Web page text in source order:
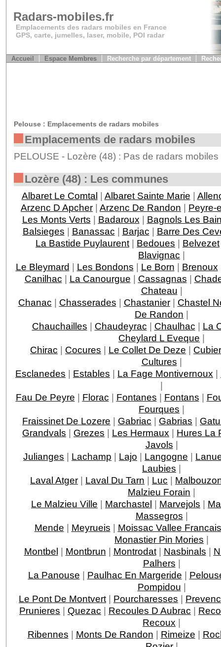
Radars-mobiles.fr
Emplacements des radars mobiles en France
GPS, carte, jumelles, laser, mobile, POI radar
Accueil Espace Membres Recherche par département
Pelouse : Emplacements de radars mobiles
Emplacements de radars mobiles
PELOUSE - Lozère (48) : Pas de radars
Lozère (48) : Les communes
Albaret Le Comtal | Albaret Sainte Marie |
Arzenc D Apcher | Arzenc De Randon | Peyre-
Les Monts Verts | Badaroux | Bagnols Les
Balsieges | Banassac | Barjac | Barre Des
La Bastide Puylaurent | Bedoues | Belvezet
Blavignac |
Le Bleymard | Les Bondons | Le Born | Brenoux
Canilhac | La Canourgue | Cassagnas |
Chateau |
Chanac | Chasserades | Chastanier| Chastel
De Randon |
Chauchailles | Chaudeyrac | Chaulhac | La
Cheylard L Eveque |
Chirac | Cocures | Le Collet De Deze |
Cultures |
Esclanedes | Estables | La Fage Montivernoux |
|
Fau De Peyre | Florac | Fontanes | Fontans |
Fourques |
Fraissinet De Lozere | Gabriac | Gabrias |
Grandvals | Grezes | Les Hermaux | Hures La
Javols |
Julianges | Lachamp | Lajo | Langogne |
Laubies |
Laval Atger | Laval Du Tarn | Luc |
Malzieu Forain |
Le Malzieu Ville | Marchastel | Marvejols |
Massegros |
Mende | Meyrueis | Moissac Vallee
Monastier Pin Mories |
Montbel | Montbrun | Montrodat| Nasbinals |
Palhers |
La Panouse | Paulhac En Margeride |
Pompidou |
Le Pont De Montvert | Pourcharesses |
Prunieres | Quezac | Recoules D Aubrac |
Recoux |
Ribennes | Monts De Randon | Rimeize |